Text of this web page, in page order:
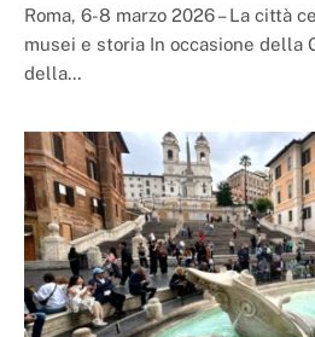
Roma, 6-8 marzo 2026 – La città
musei e storia In occasione della
della…